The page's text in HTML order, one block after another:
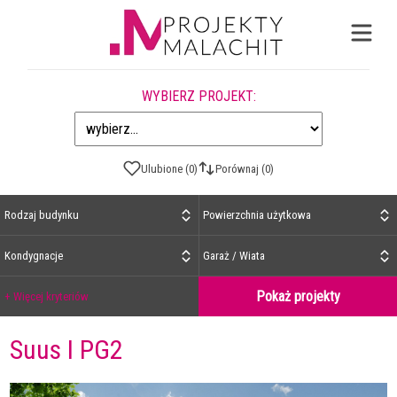
WYBIERZ PROJEKT:
Ulubione (0) Porównaj (0)
Rodzaj budynku Powierzchnia użytkowa
Kondygnacje Garaż / Wiata
+ Więcej kryteriów Pokaż projekty
Suus I PG2